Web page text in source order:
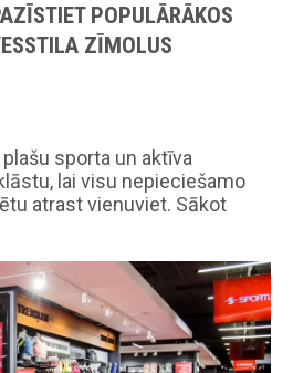
POPULĀRĀKOS
ZĪMOLUS
sporta un aktīva
lai visu nepieciešamo
atrast vienuviet. Sākot